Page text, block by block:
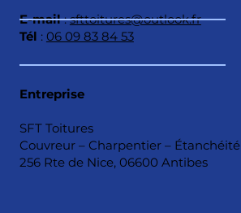
E-mail:sfttoitures@outlook.fr
Tél : 06 09 83 84 53
Entreprise
SFT Toitures
Couvreur – Charpentier – Étanchéité
256 Rte de Nice, 06600 Antibes